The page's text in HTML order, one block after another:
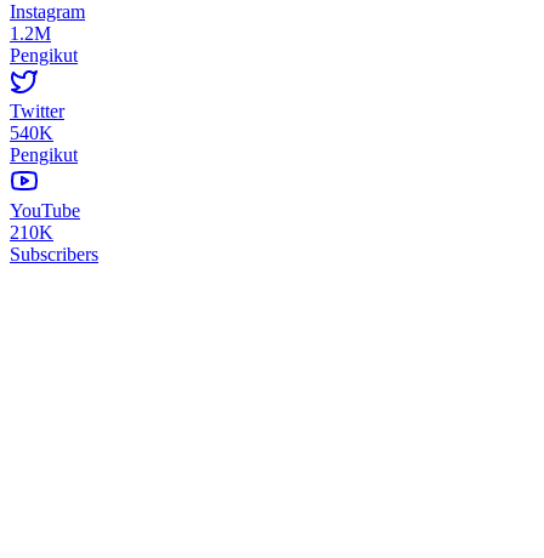
Instagram
1.2M
Pengikut
Twitter
540K
Pengikut
YouTube
210K
Subscribers